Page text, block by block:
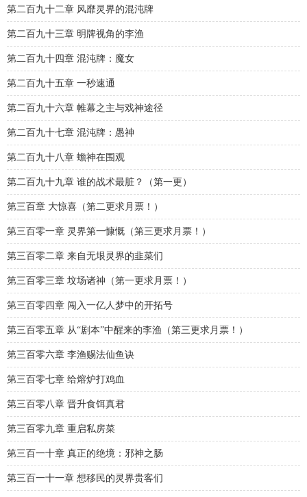
第二百九十二章 风靡灵界的混沌牌
第二百九十三章 明牌视角的李渔
第二百九十四章 混沌牌：魔女
第二百九十五章 一秒速通
第二百九十六章 帷幕之主与戏神途径
第二百九十七章 混沌牌：愚神
第二百九十八章 蟾神在围观
第二百九十九章 谁的战术最脏？（第一更）
第三百章 大惊喜（第二更求月票！）
第三百零一章 灵界第一慷慨（第三更求月票！）
第三百零二章 来自无垠灵界的韭菜们
第三百零三章 坟场诸神（第一更求月票！）
第三百零四章 闯入一亿人梦中的开拓号
第三百零五章 从“剧本”中醒来的李渔（第三更求月票！）
第三百零六章 李渔赐法仙鱼诀
第三百零七章 给熔炉打鸡血
第三百零八章 晋升食饵真君
第三百零九章 重启私房菜
第三百一十章 真正的绝境：邪神之肠
第三百一十一章 想移民的灵界贵客们